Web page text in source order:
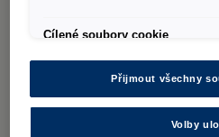
Cílené soubory cookie
Přijmout všechny
Volby